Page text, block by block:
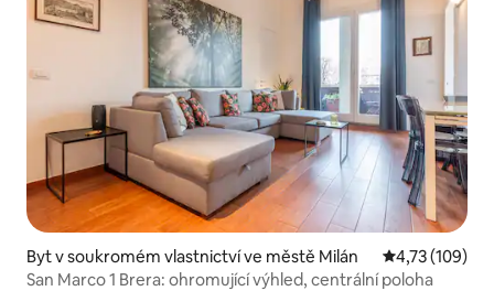
Byt v soukromém vlastnictví ve městě Milán Průměrné
4,73 (109)
San Marco 1 Brera: ohromující výhled, centrální poloha